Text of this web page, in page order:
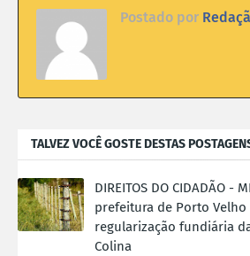
Postado por
TALVEZ VOCÊ GOSTE DESTAS
DIREITOS DO CIDADÃO -
prefeitura de Porto Velho
regularização fundiária
Colina